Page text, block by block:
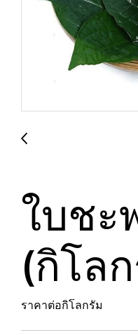
ใบชะ
(กิโล
ราคาต่อกิโลกรัม